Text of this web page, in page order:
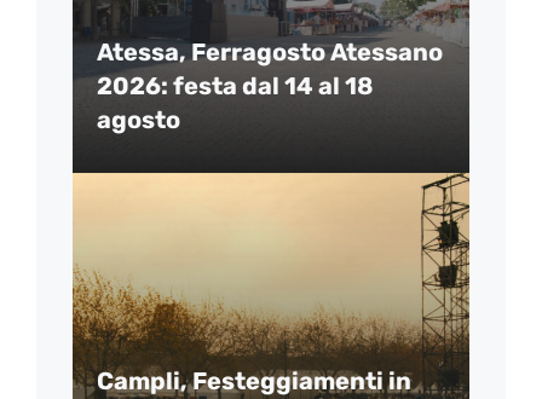
Atessa, Ferragosto Atessano
2026: festa dal 14 al 18
agosto
Campli, Festeggiamenti in